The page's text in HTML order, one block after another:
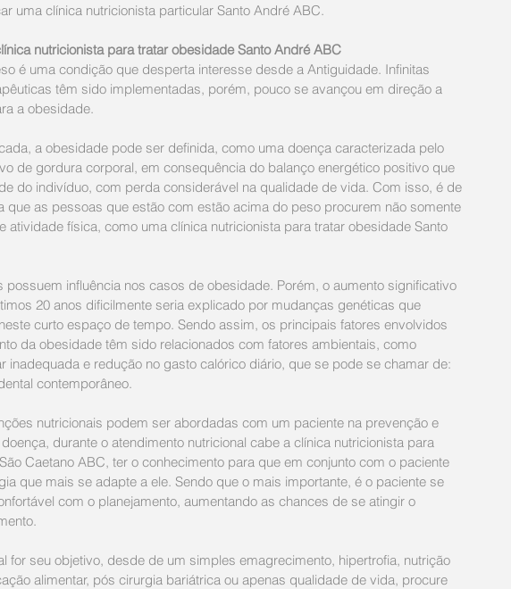
uma clínica nutricionista particular Santo André ABC.
nutricionista para tratar obesidade Santo André ABC
é uma condição que desperta interesse desde a Antiguidade. Infinitas
têm sido implementadas, porém, pouco se avançou em direção a
a obesidade.
a obesidade pode ser definida, como uma doença caracterizada pelo
de gordura corporal, em consequência do balanço energético positivo que
do indivíduo, com perda considerável na qualidade de vida. Com isso, é de
que as pessoas que estão com estão acima do peso procurem não somente
atividade física, como uma clínica nutricionista para tratar obesidade Santo
possuem influência nos casos de obesidade. Porém, o aumento significativo
20 anos dificilmente seria explicado por mudanças genéticas que
curto espaço de tempo. Sendo assim, os principais fatores envolvidos
da obesidade têm sido relacionados com fatores ambientais, como
inadequada e redução no gasto calórico diário, que se pode se chamar de:
contemporâneo.
nutricionais podem ser abordadas com um paciente na prevenção e
durante o atendimento nutricional cabe a clínica nutricionista para
Caetano ABC, ter o conhecimento para que em conjunto com o paciente
que mais se adapte a ele. Sendo que o mais importante, é o paciente se
com o planejamento, aumentando as chances de se atingir o
for seu objetivo, desde de um simples emagrecimento, hipertrofia, nutrição
alimentar, pós cirurgia bariátrica ou apenas qualidade de vida, procure